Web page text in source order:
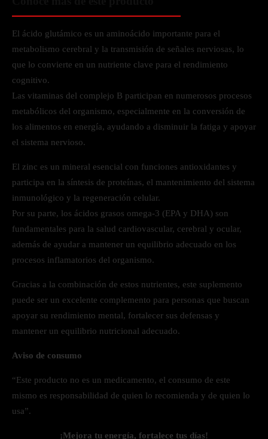
El ácido glutámico es un aminoácido importante para el
metabolismo cerebral y la transmisión de señales nerviosas, lo
que lo convierte en un nutriente clave para el rendimiento
cognitivo.
Las vitaminas del complejo B participan en numerosos procesos
metabólicos del organismo, especialmente en la conversión de
los alimentos en energía, ayudando a disminuir la fatiga y apoyar
el sistema nervioso.
El zinc es un mineral esencial con funciones antioxidantes y
participa en la síntesis de proteínas, el mantenimiento del sistema
inmunológico y la regeneración celular.
Por su parte, los ácidos grasos omega-3 (EPA y DHA) son
fundamentales para la salud cardiovascular, cerebral y ocular,
además de ayudar a mantener un equilibrio adecuado en los
procesos inflamatorios del organismo.
Gracias a la combinación de estos nutrientes, este suplemento
puede ser un excelente complemento para personas que buscan
apoyar su rendimiento mental, fortalecer sus defensas y
mantener un equilibrio nutricional adecuado.
Aviso de consumo
“Este producto no es un medicamento, el consumo de este
mismo es responsabilidad de quien lo recomienda y de quien lo
usa”.
¡Mejora tu energía, fortalece tus días!